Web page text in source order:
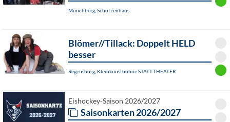
Münchberg, Schützenhaus
Blömer//Tillack: Doppelt HELD
besser
Regensburg, Kleinkunstbühne STATT-THEATER
Eishockey-Saison 2026/2027
Saisonkarten 2026/2027